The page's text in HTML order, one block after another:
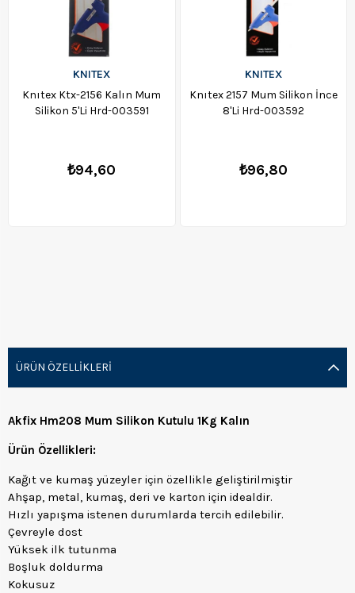
KNITEX
Knıtex Ktx-2156 Kalın Mum
Silikon 5'Li Hrd-003591
₺94,60
KNITEX
Knıtex 2157 Mum Silikon İnce
8'Li Hrd-003592
₺96,80
ÜRÜN ÖZELLIKLERI
Akfix Hm208 Mum Silikon Kutulu 1Kg Kalın
Ürün Özellikleri:
Kağıt ve kumaş yüzeyler için özellikle geliştirilmiştir
Ahşap, metal, kumaş, deri ve karton için idealdir.
Hızlı yapışma istenen durumlarda tercih edilebilir.
Çevreyle dost
Yüksek ilk tutunma
Boşluk doldurma
Kokusuz